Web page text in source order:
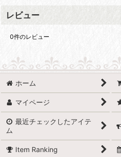
レビュー
0件のレビュー
ホーム
マイページ
最近チェックしたアイテ
ム
Item Ranking